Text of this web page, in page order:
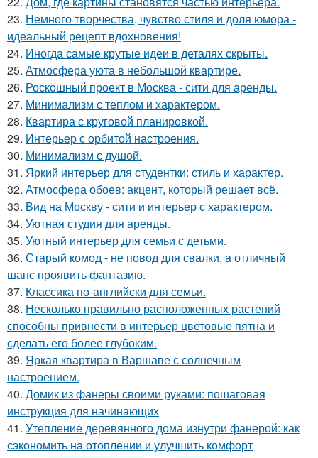
23. Немного творчества, чувство стиля и доля юмора -
идеальный рецепт вдохновения!
24. Иногда самые крутые идеи в деталях скрыты.
25. Атмосфера уюта в небольшой квартире.
26. Роскошный проект в Москва - сити для аренды.
27. Минимализм с теплом и характером.
28. Квартира с круговой планировкой.
29. Интерьер с орбитой настроения.
30. Минимализм с душой.
31. Яркий интерьер для студентки: стиль и характер.
32. Атмосфера обоев: акцент, который решает всё.
33. Вид на Москву - сити и интерьер с характером.
34. Уютная студия для аренды.
35. Уютный интерьер для семьи с детьми.
36. Старый комод - не повод для свалки, а отличный
шанс проявить фантазию.
37. Классика по-английски для семьи.
38. Несколько правильно расположенных растений
способны привнести в интерьер цветовые пятна и
сделать его более глубоким.
39. Яркая квартира в Варшаве с солнечным
настроением.
40. Домик из фанеры своими руками: пошаговая
инструкция для начинающих
41. Утепление деревянного дома изнутри фанерой: как
сэкономить на отоплении и улучшить комфорт